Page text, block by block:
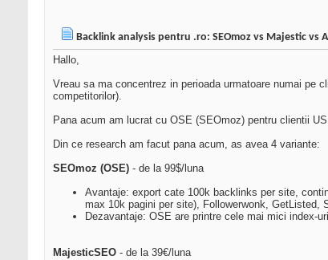
Backlink analysis pentru .ro: SEOmoz vs Majestic vs
Hallo,
Vreau sa ma concentrez in perioada urmatoare numai pe
competitorilor).
Pana acum am lucrat cu OSE (SEOmoz) pentru clientii
Din ce research am facut pana acum, as avea 4 variante:
SEOmoz (OSE) - de la 99$/luna
Avantaje: export cate 100k backlinks per site,
max 10k pagini per site), Followerwonk, GetListed,
Dezavantaje: OSE are printre cele mai mici index-
MajesticSEO - de la 39€/luna